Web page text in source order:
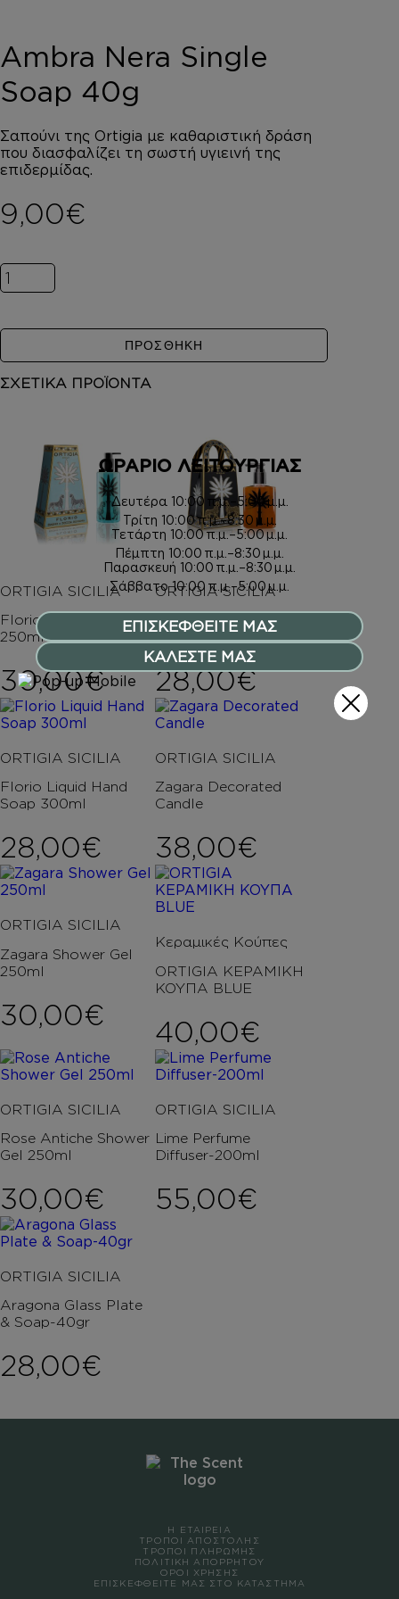
HOROMIA
SPECIAL OFFERS
ΣΥΝΔΕΣΗ
ΚΑΛΑΘΙ
Ambra Nera Single
Soap 40g
Σαπούνι της Ortigia με καθαριστική δράση
που διασφαλίζει τη σωστή υγιεινή της
επιδερμίδας.
9,00€
Ambra Nera Single Soap 40g ποσότητα
ΠΡΟΣΘΗΚΗ
ΣΧΕΤΙΚΑ ΠΡΟΪΟΝΤΑ
ORTIGIA SICILIA
Florio Shower Gel
250ml
30,00€
ORTIGIA SICILIA
Ambra Nera Liquid
Soap 300ml
28,00€
ORTIGIA SICILIA
Florio Liquid Hand
Soap 300ml
28,00€
ORTIGIA SICILIA
Zagara Decorated
Candle
38,00€
ORTIGIA SICILIA
Zagara Shower Gel
250ml
30,00€
Κεραμικές Κούπες
ORTIGIA ΚΕΡΑΜΙΚΗ
ΚΟΥΠΑ BLUE
40,00€
ORTIGIA SICILIA
Rose Antiche Shower
Gel 250ml
30,00€
ORTIGIA SICILIA
Lime Perfume
Diffuser-200ml
55,00€
ORTIGIA SICILIA
Aragona Glass Plate
& Soap-40gr
28,00€
Η ΕΤΑΙΡΕΙΑ
ΤΡΟΠΟΙ ΑΠΟΣΤΟΛΗΣ
ΤΡΟΠΟΙ ΠΛΗΡΩΜΗΣ
ΠΟΛΙΤΙΚΗ ΑΠΟΡΡΗΤΟΥ
ΟΡΟΙ ΧΡΗΣΗΣ
ΕΠΙΣΚΕΦΘΕΙΤΕ ΜΑΣ ΣΤΟ ΚΑΤΑΣΤΗΜΑ
ΩΡΑΡΙΟ ΛΕΙΤΟΥΡΓΙΑΣ
Δευτέρα 10:00 π.μ.–5:00 μ.μ.
Τρίτη 10:00 π.μ.–8:30 μ.μ.
Τετάρτη 10:00 π.μ.–5:00 μ.μ.
Πέμπτη 10:00 π.μ.–8:30 μ.μ.
Παρασκευή 10:00 π.μ.–8:30 μ.μ.
Σάββατο10:00 π.μ.–5:00 μ.μ.
ΕΠΙΣΚΕΦΘΕΙΤΕ ΜΑΣ
ΚΑΛΕΣΤΕ ΜΑΣ